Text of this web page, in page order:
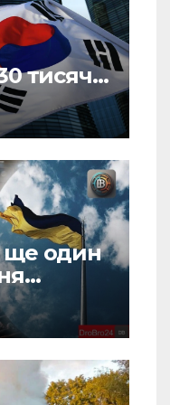
тисяч
один